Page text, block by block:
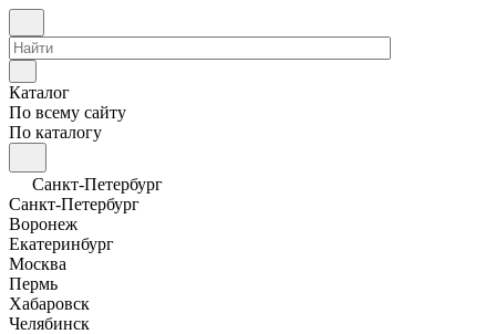
Каталог
По всему сайту
По каталогу
Санкт-Петербург
Санкт-Петербург
Воронеж
Екатеринбург
Москва
Пермь
Хабаровск
Челябинск